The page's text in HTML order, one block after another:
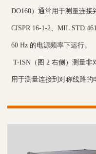
DO160）通常用于测量连
CISPR 16-1-2、MIL STD
60 Hz 的电源频率下运行。
T-ISN（图 2 右侧）测量
用于测量连接到对称线路